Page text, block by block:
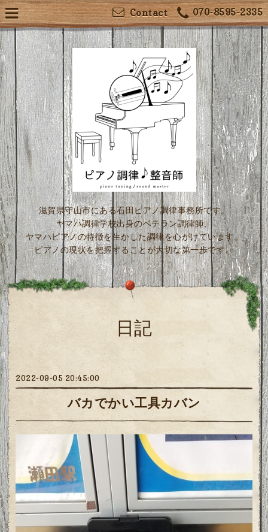
070-8595-2335
Contact
滋賀県守山市にある石田ピアノ調律事務所です。
ヤマハ調律学校出身のベテラン調律師、
ヤマハピアノの特徴を生かした調律を心がけています。
ピアノの現状を把握することが大切な第一歩です。
日記
2022-09-05 20:45:00
バカでかい工具カバン